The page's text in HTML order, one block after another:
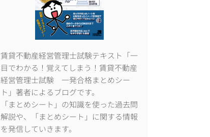
賃貸不動産経営管理士試験テキスト「一
目でわかる！覚えてしまう！賃貸不動産
経営管理士試験 一発合格まとめシー
ト」著者によるブログです。
「まとめシート」の知識を使った過去問
解説や、「まとめシート」に関する情報
を発信していきます。